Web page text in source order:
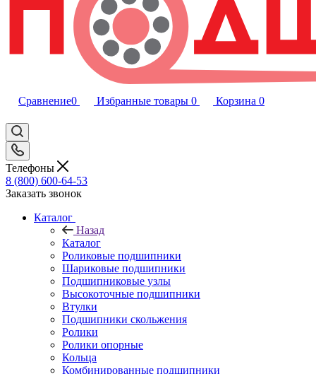
Сравнение0 Избранные товары 0 Корзина 0
Телефоны
8 (800) 600-64-53
Заказать звонок
Каталог
Назад
Каталог
Роликовые подшипники
Шариковые подшипники
Подшипниковые узлы
Высокоточные подшипники
Втулки
Подшипники скольжения
Ролики
Ролики опорные
Кольца
Комбинированные подшипники